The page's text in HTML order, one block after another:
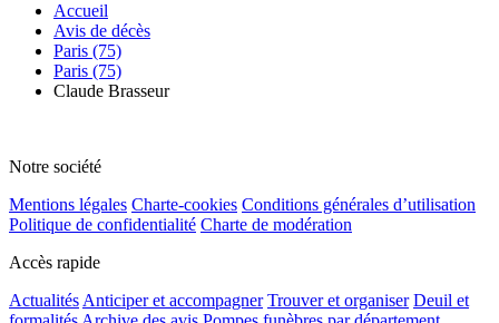
Accueil
Avis de décès
Paris (75)
Paris (75)
Claude Brasseur
Notre société
Mentions légales Charte-cookies Conditions générales d’utilisation
Politique de confidentialité Charte de modération
Accès rapide
Actualités Anticiper et accompagner Trouver et organiser Deuil et